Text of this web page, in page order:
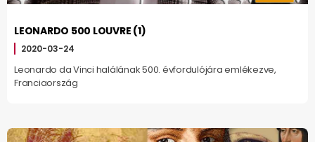
LEONARDO 500 LOUVRE (1)
2020-03-24
Leonardo da Vinci halálának 500. évfordulójára emlékezve,
Franciaország